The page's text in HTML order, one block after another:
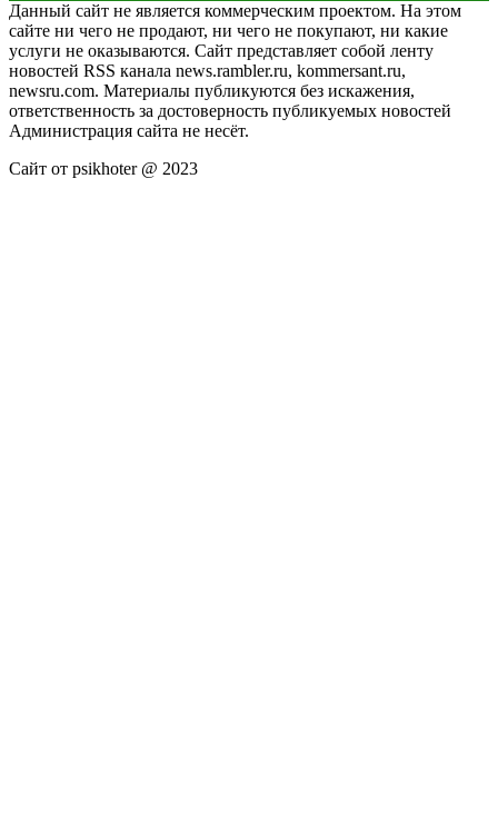
Данный сайт не является коммерческим проектом. На этом
сайте ни чего не продают, ни чего не покупают, ни какие
услуги не оказываются. Сайт представляет собой ленту
новостей RSS канала news.rambler.ru, kommersant.ru,
newsru.com. Материалы публикуются без искажения,
ответственность за достоверность публикуемых новостей
Администрация сайта не несёт.
Сайт от psikhoter @ 2023